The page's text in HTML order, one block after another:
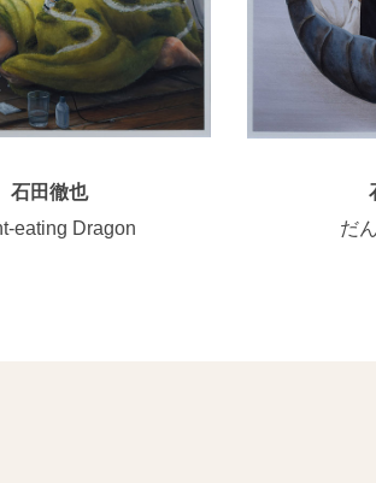
石田徹也
eating Dragon
だ